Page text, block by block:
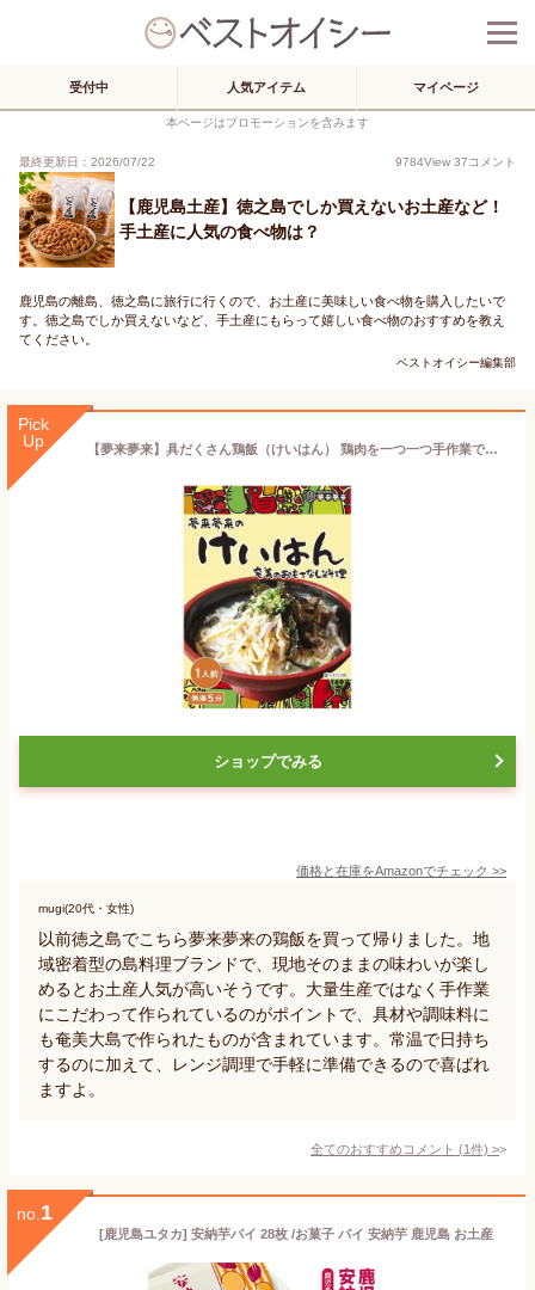
受付中 人気アイテム マイページ
本ページはプロモーションを含みます
最終更新日：2026/07/22 9784View 37コメント
【鹿児島土産】徳之島でしか買えないお土産など！
手土産に人気の食べ物は？
鹿児島の離島、徳之島に旅行に行くので、お土産に美味しい食べ物を購入したいで
す。徳之島でしか買えないなど、手土産にもらって嬉しい食べ物のおすすめを教え
てください。
ベストオイシー編集部
Pick
Up
【夢来夢来】具だくさん鶏飯（けいはん） 鶏肉を一つ一つ手作業で裂いたこだわりの鶏飯 レトルト温めてご飯にかけるだけ！お手軽地元奄美の味 奄美大島 郷土料理 けいはんのもと 九州圏内の一部郵便局にて販売！
ショップでみる
価格と在庫をAmazonでチェック >>
mugi(20代・女性)
以前徳之島でこちら夢来夢来の鶏飯を買って帰りました。地
域密着型の島料理ブランドで、現地そのままの味わいが楽し
めるとお土産人気が高いそうです。大量生産ではなく手作業
にこだわって作られているのがポイントで、具材や調味料に
も奄美大島で作られたものが含まれています。常温で日持ち
するのに加えて、レンジ調理で手軽に準備できるので喜ばれ
ますよ。
全てのおすすめコメント (1件) >
no. 1
[鹿児島ユタカ] 安納芋パイ 28枚 /お菓子 パイ 安納芋 鹿児島 お土産